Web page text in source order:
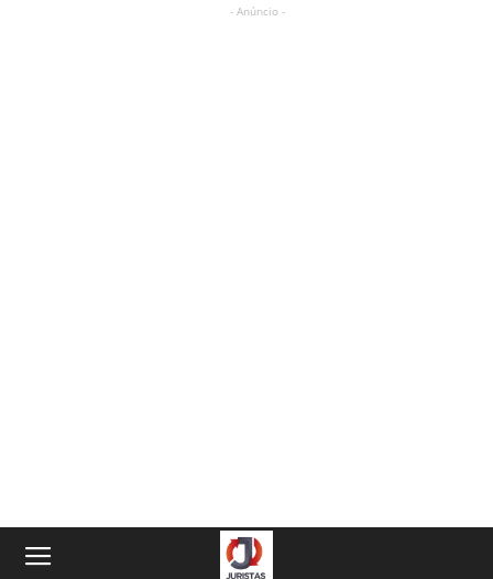
- Anúncio -